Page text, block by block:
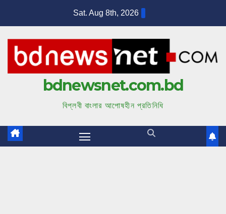
n
Sat. Aug 8th, 2026
bdnewsnet.com.bd
বিপ্লবী বাংলার আপোষহীন প্রতিনিধি